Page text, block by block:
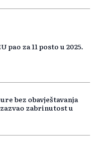
pao za 11 posto u 2025.
bez obavještavanja
zabrinutost u